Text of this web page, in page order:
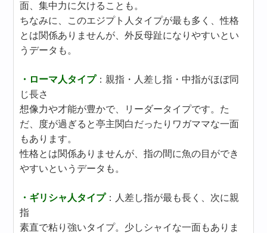
面、集中力に欠けることも。
ちなみに、このエジプト人タイプが最も多く、性格
とは関係ありませんが、外反母趾になりやすいとい
うデータも。
・ローマ人タイプ：親指・人差し指・中指がほぼ同
じ長さ
想像力や才能が豊かで、リーダータイプです。た
だ、度が過ぎると亭主関白だったりワガママな一面
もあります。
性格とは関係ありませんが、指の間に魚の目ができ
やすいというデータも。
・ギリシャ人タイプ：人差し指が最も長く、次に親
指
素直で粘り強いタイプ。少しシャイな一面もありま